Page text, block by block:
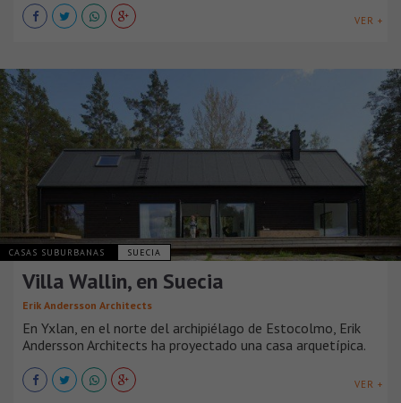
VER +
CASAS SUBURBANAS SUECIA
Villa Wallin, en Suecia
Erik Andersson Architects
En Yxlan, en el norte del archipiélago de Estocolmo, Erik
Andersson Architects ha proyectado una casa arquetípica.
VER +